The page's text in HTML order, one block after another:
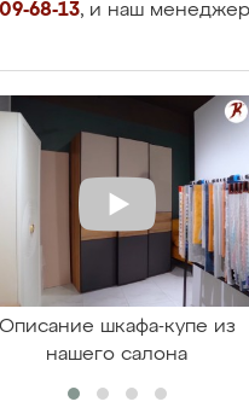
68-13, и наш менеджер
Описание шкафа-купе из
нашего салона